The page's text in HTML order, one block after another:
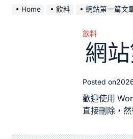
Home 飲料 網站第一篇文
Posted
in
飲料
網
Posted on
歡迎使用
直接刪除，